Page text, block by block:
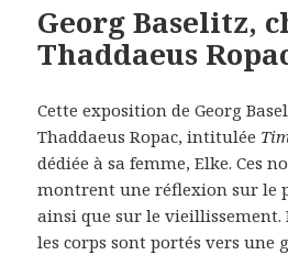
Georg Baselitz,
Thaddaeus
Cette exposition de Georg
Thaddaeus Ropac, intitulée
dédiée à sa femme, Elke. Ces
montrent une réflexion sur le
ainsi que sur le vieillissement.
les corps sont portés vers une